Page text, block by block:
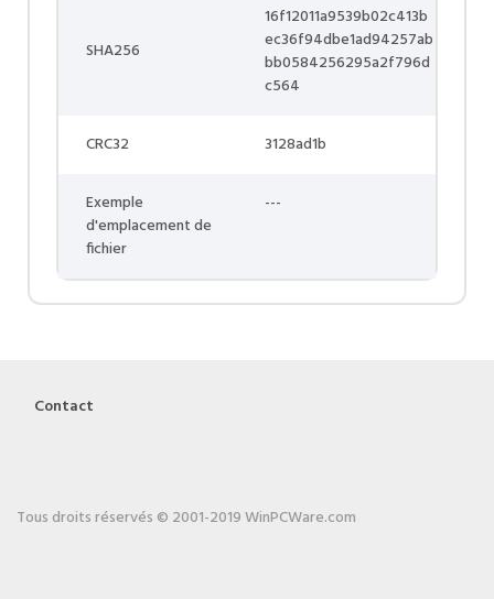
SHA256
16f12011a9539b02c413b
ec36f94dbe1ad94257ab
bb0584256295a2f796d
c564
CRC32 3128ad1b
Exemple
d'emplacement de
fichier
---
Contact
Tous droits réservés © 2001-2019 WinPCWare.com